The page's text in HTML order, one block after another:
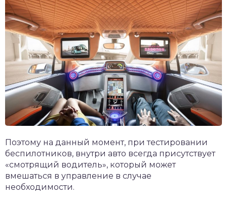
Поэтому на данный момент, при тестировании
беспилотников, внутри авто всегда присутствует
«смотрящий водитель», который может
вмешаться в управление в случае
необходимости.